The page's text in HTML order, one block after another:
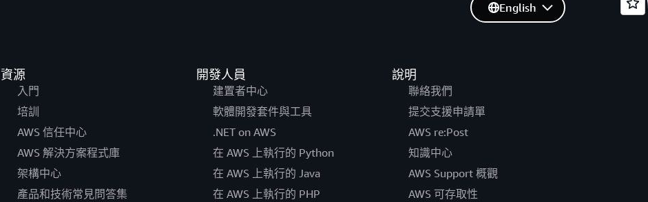
資源
入門
培訓
AWS 信任中心
AWS 解決方案程式庫
架構中心
產品和技術常見問答集
開發人員
建置者中心
軟體開發套件與工具
.NET on AWS
在 AWS 上執行的 Python
在 AWS 上執行的 Java
在 AWS 上執行的 PHP
說明
聯絡我們
提交支援申請單
AWS re:Post
知識中心
AWS Support 概觀
AWS 可存取性
English